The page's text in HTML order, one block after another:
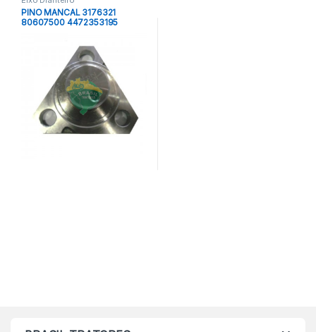
PINO MANCAL 3176321
80607500 4472353195
KPTR180 KINGPARTS 3176321
DELLA ROSA